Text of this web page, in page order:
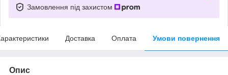
Замовлення під захистом
Доставка Оплата Умови повернення
Опис